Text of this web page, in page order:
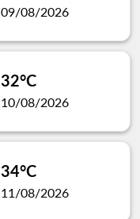
09/08/2026
32°C
10/08/2026
34°C
11/08/2026